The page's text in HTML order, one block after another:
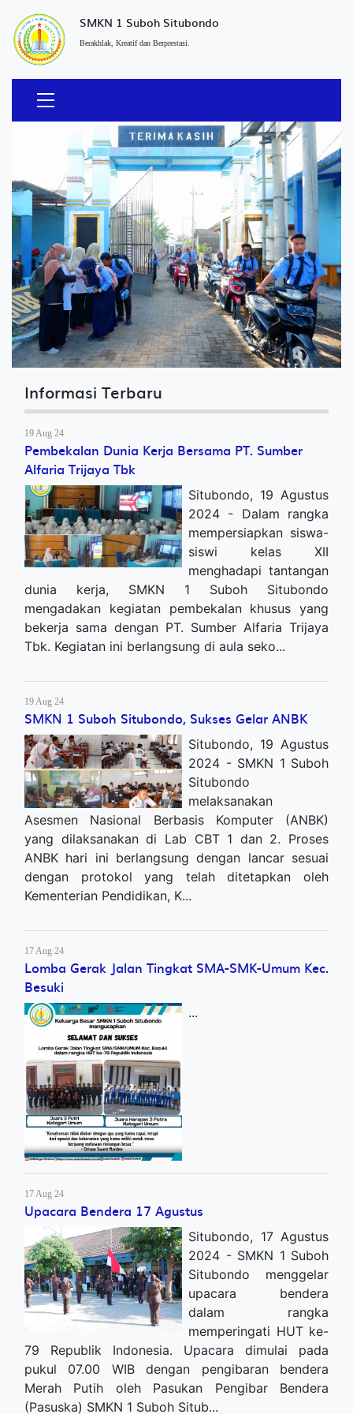
SMKN 1 Suboh Situbondo
Berakhlak, Kreatif dan Berprestasi.
Informasi Terbaru
19 Aug 24
Pembekalan Dunia Kerja Bersama PT. Sumber
Alfaria Trijaya Tbk
Situbondo, 19 Agustus
2024 - Dalam rangka
mempersiapkan siswa-
siswi kelas XII
menghadapi tantangan
dunia kerja, SMKN 1 Suboh Situbondo
mengadakan kegiatan pembekalan khusus yang
bekerja sama dengan PT. Sumber Alfaria Trijaya
Tbk. Kegiatan ini berlangsung di aula seko...
19 Aug 24
SMKN 1 Suboh Situbondo, Sukses Gelar ANBK
Situbondo, 19 Agustus
2024 - SMKN 1 Suboh
Situbondo
melaksanakan
Asesmen Nasional Berbasis Komputer (ANBK)
yang dilaksanakan di Lab CBT 1 dan 2. Proses
ANBK hari ini berlangsung dengan lancar sesuai
dengan protokol yang telah ditetapkan oleh
Kementerian Pendidikan, K...
17 Aug 24
Lomba Gerak Jalan Tingkat SMA-SMK-Umum Kec.
Besuki
...
17 Aug 24
Upacara Bendera 17 Agustus
Situbondo, 17 Agustus
2024 - SMKN 1 Suboh
Situbondo menggelar
upacara bendera
dalam rangka
memperingati HUT ke-
79 Republik Indonesia. Upacara dimulai pada
pukul 07.00 WIB dengan pengibaran bendera
Merah Putih oleh Pasukan Pengibar Bendera
(Pasuska) SMKN 1 Suboh Situb...